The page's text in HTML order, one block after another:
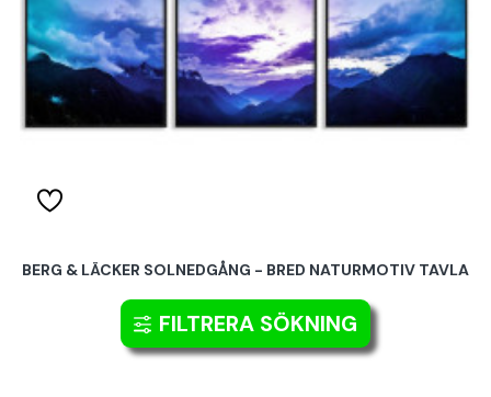
BERG & LÄCKER SOLNEDGÅNG - BRED NATURMOTIV TAVLA
229.00 kr
FILTRERA SÖKNING